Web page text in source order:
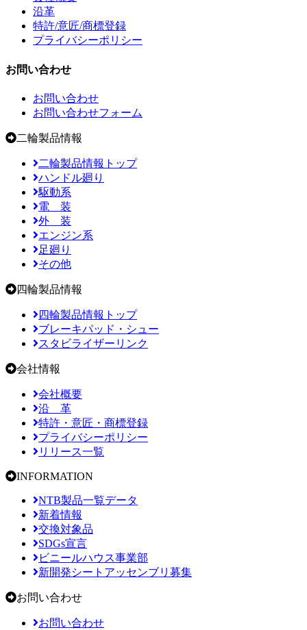
沿革
特許/意匠/商標登録
プライバシーポリシー
お問い合わせ
お問い合わせ
お問い合わせフォーム
二輪製品情報
二輪製品情報トップ
ハンドル廻り
駆動系
電 装
外 装
エンジン系
足廻り
その他
四輪製品情報
四輪製品情報トップ
ブレーキパッド・シュー
スタビライザーリンク
会社情報
会社概要
沿 革
特許・意匠・商標登録
プライバシーポリシー
リリース一覧
INFORMATION
NTB製品一覧データ
新着情報
交換対象品
SDGs宣言
ビニールハウス事業部
新開発シートアッセンブリ募集
お問い合わせ
お問い合わせ